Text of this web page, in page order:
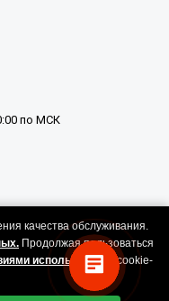
по МСК
защищены.
качества обслуживания.
Продолжая пользоваться
использования
cookie-